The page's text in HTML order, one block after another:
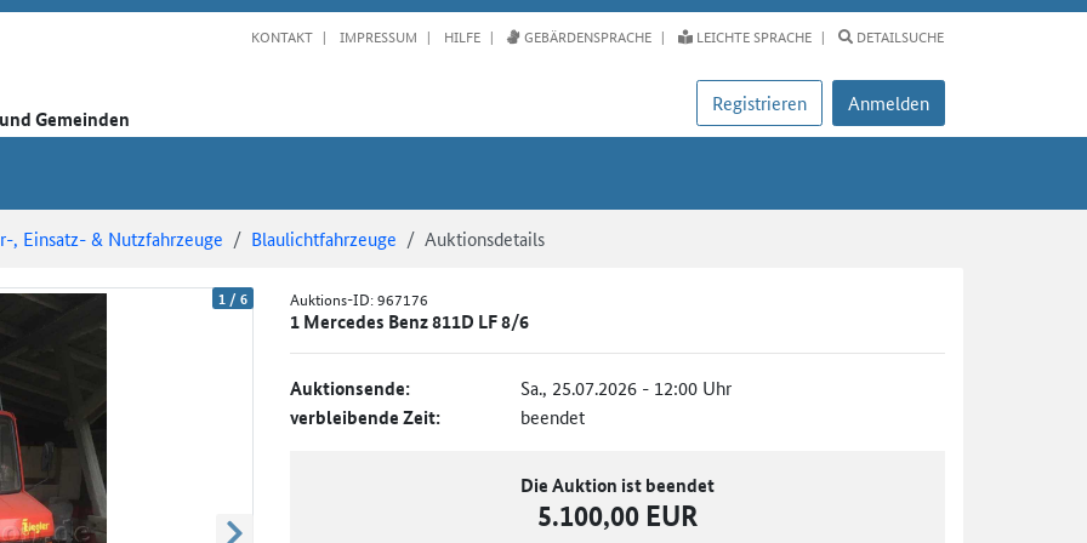
KONTAKT IMPRESSUM HILFE GEBÄRDENSPRACHE LEICHTE SPRACHE DETAILSUCHE
Gemeinden
Registrieren Anmelden
, Einsatz- & Nutzfahrzeuge Blaulichtfahrzeuge Auktionsdetails
1 /6 Auktions-ID:967176
1 Mercedes Benz 811D LF 8/6
Auktionsende: Sa., 25.07.2026 - 12:00 Uhr
verbleibende Zeit: beendet
Die Auktion ist beendet
5.100,00 EUR